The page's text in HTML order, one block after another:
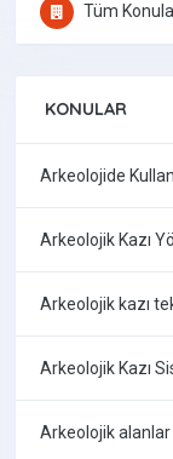
Tüm
KONULAR
Arkeolojide
Arkeolojik Kazı
Arkeolojik kazı
Arkeolojik Kazı
Arkeolojik alanlar